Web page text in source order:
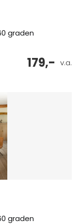
graden
v.a.
179,-
graden